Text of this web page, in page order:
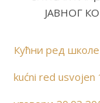
ЈАВНОГ
Кућни ред школе
kućni red usvojen